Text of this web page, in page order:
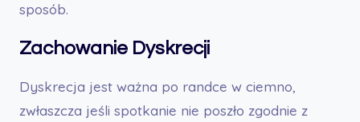
sposób.
Zachowanie Dyskrecji
Dyskrecja jest ważna po randce w ciemno,
zwłaszcza jeśli spotkanie nie poszło zgodnie z